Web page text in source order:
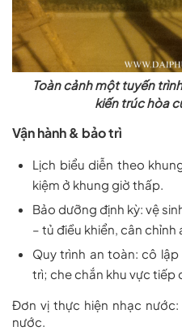
Toàn cảnh một tuyến
kiến trúc hòa
Vận hành & bảo trì
Lịch biểu diễn theo
kiệm ở khung giờ thấp.
Bảo dưỡng định kỳ: vệ
– tủ điều khiển, cân chỉnh
Quy trình an toàn: cô
trì; che chắn khu vực tiếp
Đơn vị thực hiện nhạc nước:
nước.